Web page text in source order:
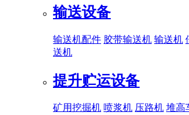
输送设备
输送机配件 胶带输送机 输送机
送机
提升贮运设备
矿用挖掘机 喷浆机 压路机 堆高